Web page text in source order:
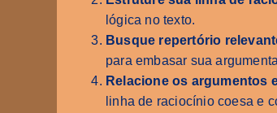
lógica no texto.
Busque repertório
para embasar sua
Relacione os argumentos
linha de raciocínio coesa e